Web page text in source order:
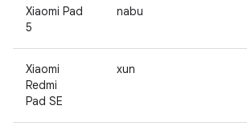
Xiaomi Pad
5
nabu
Xiaomi
Redmi
Pad SE
xun